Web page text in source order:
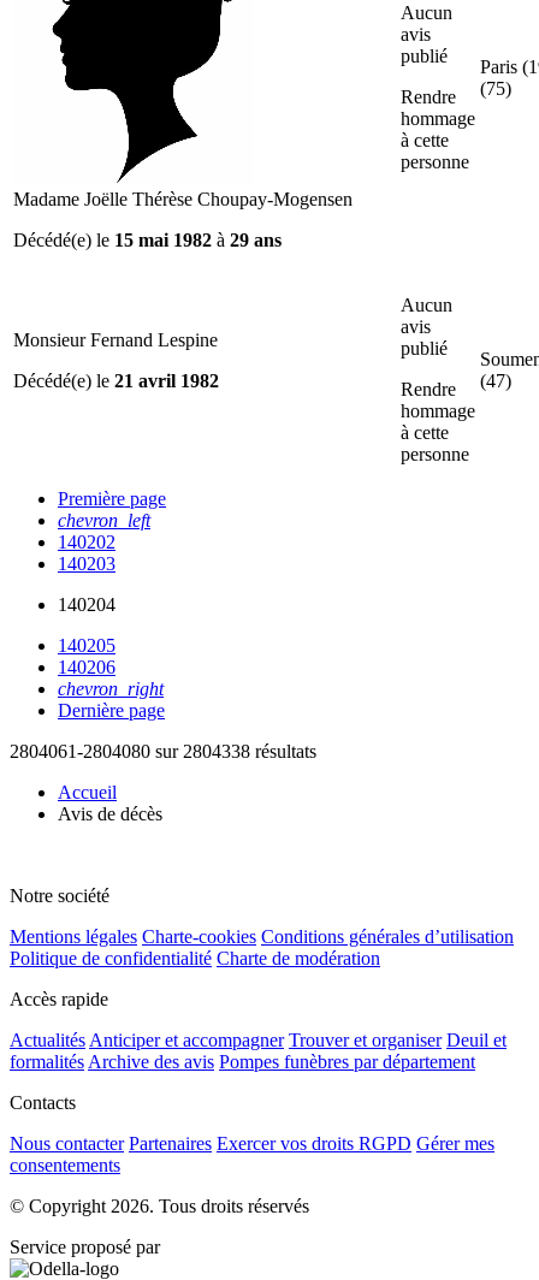
Madame Joëlle Thérèse Choupay-Mogensen
Décédé(e) le 15 mai 1982 à 29 ans
Aucun
avis
publié
Rendre
hommage
à cette
personne
Paris
(75)
Monsieur Fernand Lespine
Décédé(e) le 21 avril 1982
Aucun
avis
publié
Rendre
hommage
à cette
personne
(47)
Première page
chevron_left
140202
140203
140204
140205
140206
chevron_right
Dernière page
2804061-2804080 sur 2804338 résultats
Accueil
Avis de décès
Notre société
Mentions légales Charte-cookies Conditions générales d’utilisation
Politique de confidentialité Charte de modération
Accès rapide
Actualités Anticiper et accompagner Trouver et organiser Deuil et
formalités Archive des avis Pompes funèbres par département
Contacts
Nous contacter Partenaires Exercer vos droits RGPD Gérer mes
consentements
© Copyright 2026. Tous droits réservés
Service proposé par